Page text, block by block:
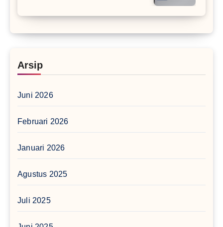
Arsip
Juni 2026
Februari 2026
Januari 2026
Agustus 2025
Juli 2025